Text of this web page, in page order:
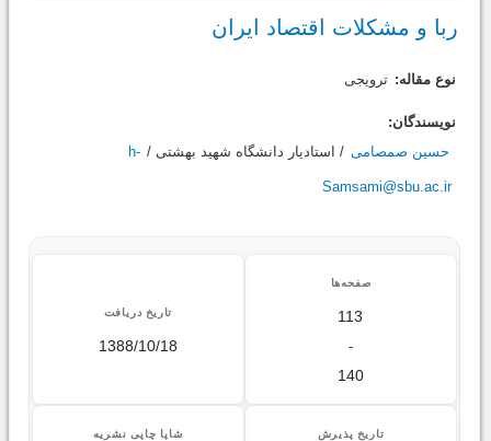
ربا و مشکلات اقتصاد ایران
نوع مقاله: ترویجی
نویسندگان:
حسین صمصامی / استاديار دانشگاه شهید بهشتی / h-
Samsami@sbu.ac.ir
صفحه‌ها
113
-
140
تاریخ دریافت
1388/10/18
تاریخ پذیرش شاپا چاپی نشریه